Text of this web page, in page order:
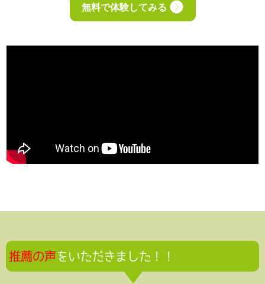
無料で体験してみる
推薦の声をいただきました！！